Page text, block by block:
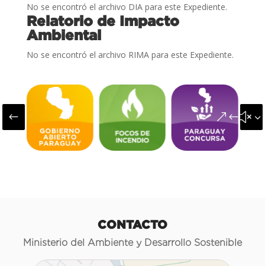
No se encontró el archivo DIA para este Expediente.
Relatorio de Impacto
Ambiental
No se encontró el archivo RIMA para este Expediente.
#
CONTACTO
Ministerio del Ambiente y Desarrollo Sostenible